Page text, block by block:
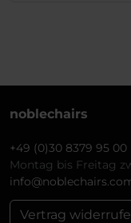
noblechairs
+49 (0)30 8379 95 00
Montag bis Freitag
Vertrag